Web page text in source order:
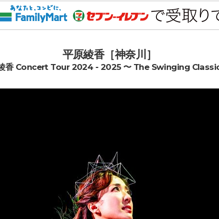
平原綾香［神奈川］
香 Concert Tour 2024 - 2025 〜 The Swinging